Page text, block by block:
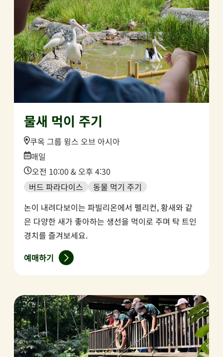
물새 먹이 주기
Location:
쿠옥 그룹 윙스 오브 아시아
Date:
매일
Time:
오전 10:00 & 오후 4:30
버드 파라다이스
동물 먹기 주기
논이 내려다보이는 파빌리온에서 펠리컨, 황새와 같
은 다양한 새가 좋아하는 생선을 먹이로 주며 탁 트인
경치를 즐겨보세요.
예매하기